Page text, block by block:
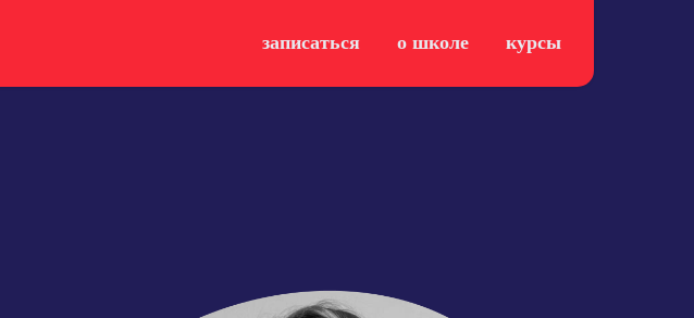
записаться о школе курсы